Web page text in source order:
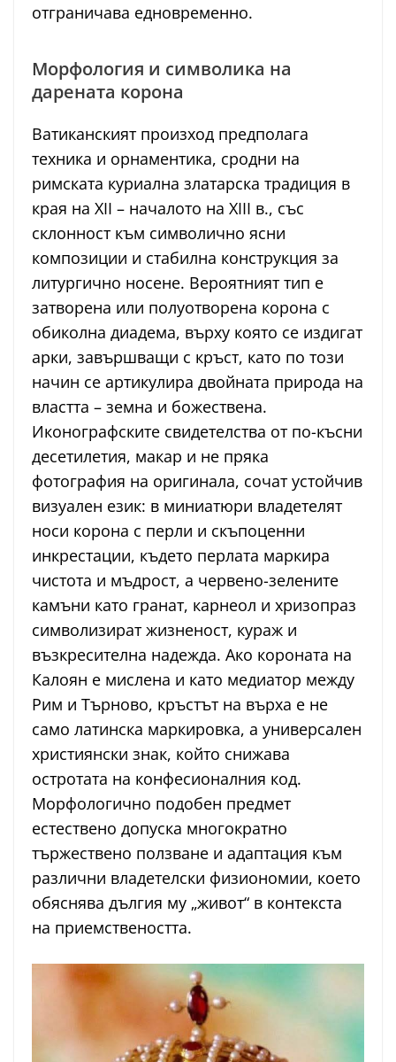
отграничава едновременно.
Морфология и символика на
дарената корона
Ватиканският произход предполага
техника и орнаментика, сродни на
римската куриална златарска традиция в
края на XII – началото на XIII в., със
склонност към символично ясни
композиции и стабилна конструкция за
литургично носене. Вероятният тип е
затворена или полуотворена корона с
обиколна диадема, върху която се издигат
арки, завършващи с кръст, като по този
начин се артикулира двойната природа на
властта – земна и божествена.
Иконографските свидетелства от по-късни
десетилетия, макар и не пряка
фотография на оригинала, сочат устойчив
визуален език: в миниатюри владетелят
носи корона с перли и скъпоценни
инкрестации, където перлата маркира
чистота и мъдрост, а червено-зелените
камъни като гранат, карнеол и хризопраз
символизират жизненост, кураж и
възкресителна надежда. Ако короната на
Калоян е мислена и като медиатор между
Рим и Търново, кръстът на върха е не
само латинска маркировка, а универсален
християнски знак, който снижава
остротата на конфесионалния код.
Морфологично подобен предмет
естествено допуска многократно
тържествено ползване и адаптация към
различни владетелски физиономии, което
обяснява дългия му „живот“ в контекста
на приемствеността.